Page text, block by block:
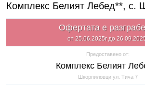
Комплекс Белият Лебед**, с.
Офертата е
от 25.06.2025г до
Предоставено от:
Комплекс Белият
Шкорпиловци ул. Тича 7